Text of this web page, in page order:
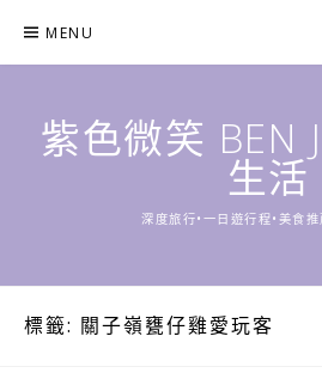
content
MENU
紫色微笑 BEN
生活
深度旅行•一日遊行程•美食
標籤: 關子嶺甕仔雞愛玩客